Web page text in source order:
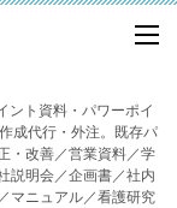
ント資料・パワーポイ
成代行・外注。既存パ
・改善／営業資料／学
説明会／企画書／社内
マニュアル／看護研究